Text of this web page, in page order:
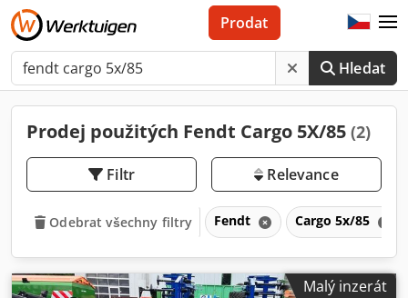
Hledat
Prodat
Prodej použitých Fendt Cargo 5X/85 (2)
Filtr Relevance
Odebrat všechny filtry Fendt Cargo 5x/85
Malý inzerát